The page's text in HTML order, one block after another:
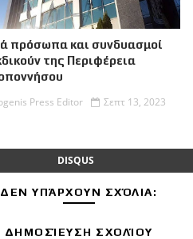
πρόσωπα και συνδυασμοί
της Περιφέρεια
Press Editor
Σεπτ 13, 2023
DISQUS
ΔΕΝ ΥΠΆΡΧΟΥΝ ΣΧΌΛΙΑ:
ΔΗΜΟΣΊΕΥΣΗ ΣΧΟΛΊΟΥ